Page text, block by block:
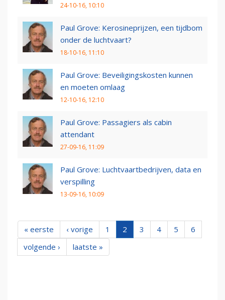
24-10-16, 10:10
Paul Grove: Kerosineprijzen, een tijdbom
onder de luchtvaart?
18-10-16, 11:10
Paul Grove: Beveiligingskosten kunnen
en moeten omlaag
12-10-16, 12:10
Paul Grove: Passagiers als cabin
attendant
27-09-16, 11:09
Paul Grove: Luchtvaartbedrijven, data en
verspilling
13-09-16, 10:09
« eerste ‹ vorige 1 2 3 4 5
6
volgende ›
laatste »